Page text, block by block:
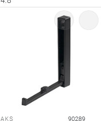
AKS 90289